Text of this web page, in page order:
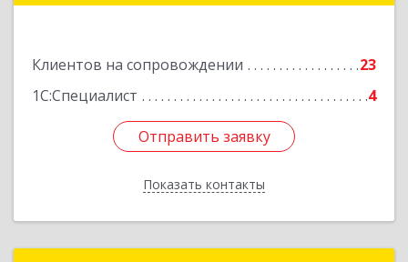
Клиентов на сопровождении
23
1С:Специалист
4
Отправить заявку
Показать контакты
Отправить заявку
Назад